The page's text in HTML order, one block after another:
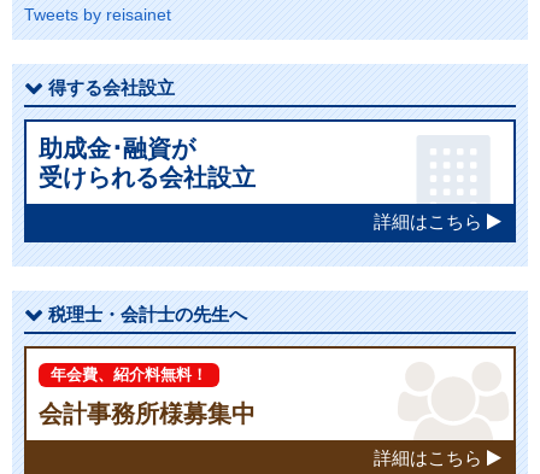
Tweets by reisainet
得する会社設立
助成金･融資が
受けられる会社設立
詳細はこちら
税理士・会計士の先生へ
年会費、紹介料無料！
会計事務所様募集中
詳細はこちら